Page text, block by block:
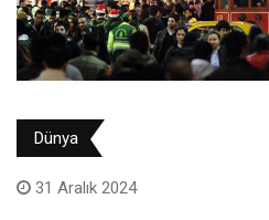
Dünya
31 Aralık 2024